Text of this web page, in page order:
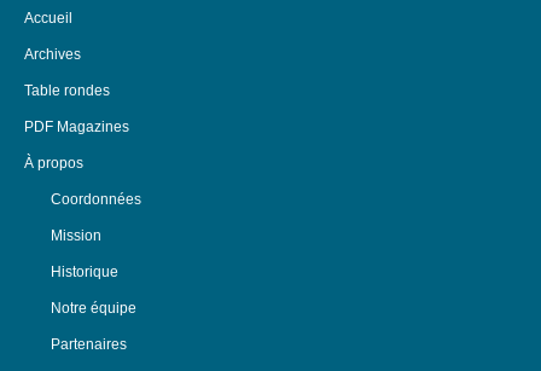
Accueil
Archives
Table rondes
PDF Magazines
À propos
Coordonnées
Mission
Historique
Notre équipe
Partenaires